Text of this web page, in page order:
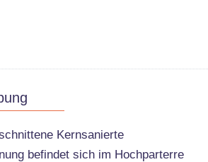
Kernsanierte
befindet sich im Hochparterre